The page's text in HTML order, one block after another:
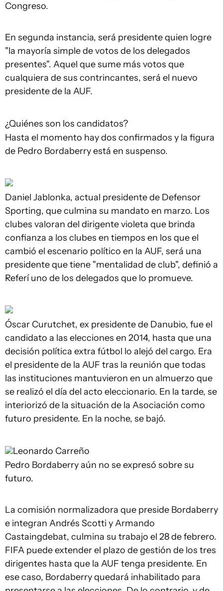
Congreso.
En segunda instancia, será presidente quien logre
"la mayoría simple de votos de los delegados
presentes". Aquel que sume más votos que
cualquiera de sus contrincantes, será el nuevo
presidente de la AUF.
¿Quiénes son los candidatos?
Hasta el momento hay dos confirmados y la figura
de Pedro Bordaberry está en suspenso.
Daniel Jablonka, actual presidente de Defensor
Sporting, que culmina su mandato en marzo. Los
clubes valoran del dirigente violeta que brinda
confianza a los clubes en tiempos en los que el
cambió el escenario político en la AUF, será una
presidente que tiene "mentalidad de club", definió a
Referí uno de los delegados que lo promueve.
Óscar Curutchet, ex presidente de Danubio, fue el
candidato a las elecciones en 2014, hasta que una
decisión política extra fútbol lo alejó del cargo. Era
el presidente de la AUF tras la reunión que todas
las instituciones mantuvieron en un almuerzo que
se realizó el día del acto eleccionario. En la tarde, se
interiorizó de la situación de la Asociación como
futuro presidente. En la noche, se bajó.
Leonardo Carreño
Pedro Bordaberry aún no se expresó sobre su
futuro.
La comisión normalizadora que preside Bordaberry
e integran Andrés Scotti y Armando
Castaingdebat, culmina su trabajo el 28 de febrero.
FIFA puede extender el plazo de gestión de los tres
dirigentes hasta que la AUF tenga presidente. En
ese caso, Bordaberry quedará inhabilitado para